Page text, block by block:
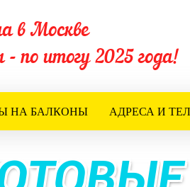
в Москве
- по итогу 2025 года!
НА БАЛКОНЫ АДРЕСА И